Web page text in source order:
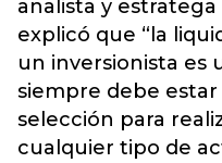
analista y estratega
explicó que “la
un inversionista es
siempre debe
selección para
cualquier tipo de